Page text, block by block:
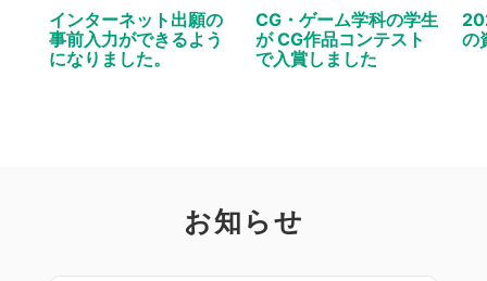
インターネット出願の
事前入力ができるよう
になりました。
CG・ゲーム学科の学生
が CG作品コンテスト
で入賞しました
の
お知らせ